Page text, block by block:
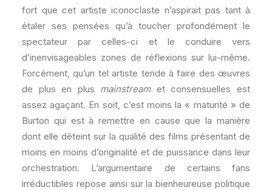
fort que cet artiste iconoclaste n’aspirait pas tant à
étaler ses pensées qu’à toucher profondément le
spectateur par celles-ci et le conduire vers
d’inenvisageables zones de réflexions sur lui-même.
Forcément, qu’un tel artiste tende à faire des œuvres
de plus en plus mainstreamet consensuelles est
assez agaçant. En soit, c’est moins la « maturité » de
Burton qui est à remettre en cause que la manière
dont elle déteint sur la qualité des films présentant de
moins en moins d’originalité et de puissance dans leur
orchestration. L’argumentaire de certains fans
irréductibles repose ainsi sur la bienheureuse politique